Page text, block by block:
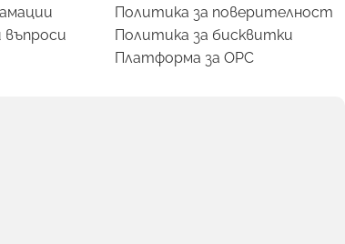
въпроси
Политика за поверителност
Политика за бисквитки
Платформа за ОРС